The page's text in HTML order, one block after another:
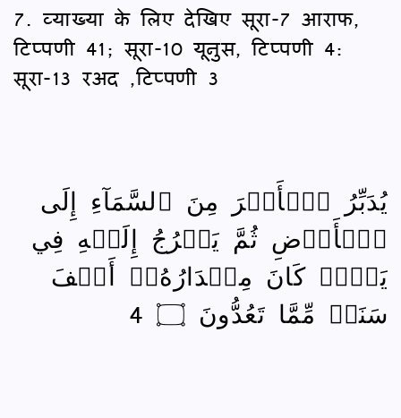
7. व्याख्या के लिए देखिए सूरा-7 आराफ,
टिप्पणी 41; सूरा-10 यूनुस, टिप्पणी 4:
सूरा-13 रअद ,टिप्पणी 3
يُدَبِّرُ ٱلۡأَمۡرَ مِنَ ٱلسَّمَآءِ إِلَى
ٱلۡأَرۡضِ ثُمَّ يَعۡرُجُ إِلَيۡهِ فِي
يَوۡمٖ كَانَ مِقۡدَارُهُۥٓ أَلۡفَ
سَنَةٖ مِّمَّا تَعُدُّونَ ۝ 4